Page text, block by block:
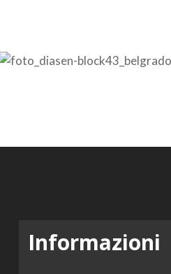
Informazioni